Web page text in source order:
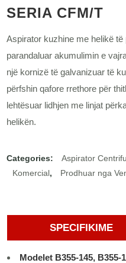
SERIA CFM/T
Aspirator kuzhine me helikë
parandaluar akumulimin e
një kornizë të galvanizuar të
përfshin qafore rrethore për
lehtësuar lidhjen me linjat
helikën.
Categories: Aspirator
Komercial , Prodhuar nga
SPECIFIKIME
Modelet B355-145, B355-